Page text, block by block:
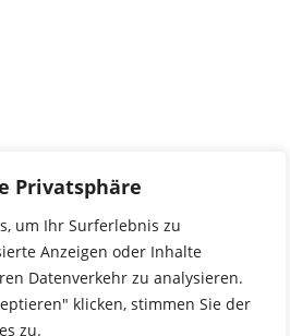
Privatsphäre
um Ihr Surferlebnis zu
Anzeigen oder Inhalte
Datenverkehr zu analysieren.
klicken, stimmen Sie der
zu.